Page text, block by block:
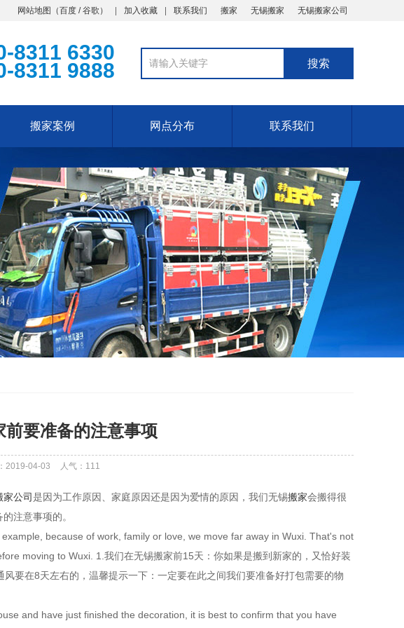
网站地图（百度 /谷歌 ） 加入收藏 联系我们 搬家 无锡搬家 无锡搬家公司
8311 6330
8311 9888
搬家案例 网点分布 联系我们
前要准备的注意事项
2019-04-03 人气： 111
家公司是因为工作原因、家庭原因还是因为爱情的原因，我们无锡搬家会搬得很
注意事项的。
because of work, family or love, we move far away in Wuxi. That's not
moving to Wuxi. 1.我们在无锡搬家前15天：你如果是搬到新家的，又恰好装
要在8天左右的，温馨提示一下：一定要在此之间我们要准备好打包需要的物
and have just finished the decoration, it is best to confirm that you have